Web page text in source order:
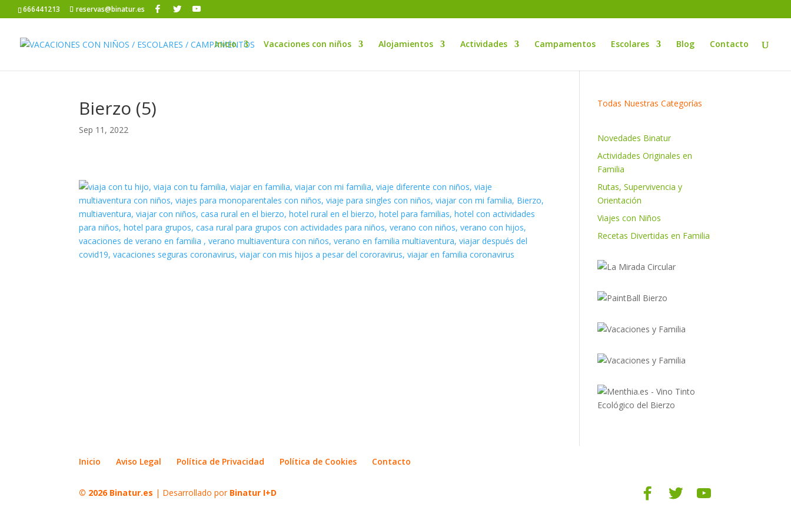
666441213 reservas@binatur.es
Inicio Vacaciones con niños Alojamientos Actividades Campamentos Escolares Blog Contacto
Bierzo (5)
Sep 11, 2022
Todas Nuestras Categorías
Novedades Binatur
Actividades Originales en
Familia
Rutas, Supervivencia y
Orientación
Viajes con Niños
Recetas Divertidas en Familia
Inicio Aviso Legal Política de Privacidad Política de Cookies Contacto
© 2026 Binatur.es | Desarrollado por Binatur I+D